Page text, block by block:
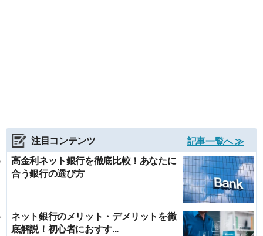
注目コンテンツ
記事一覧へ ≫
高金利ネット銀行を徹底比較！あなたに
合う銀行の選び方
ネット銀行のメリット・デメリットを徹
底解説！初心者におすす...